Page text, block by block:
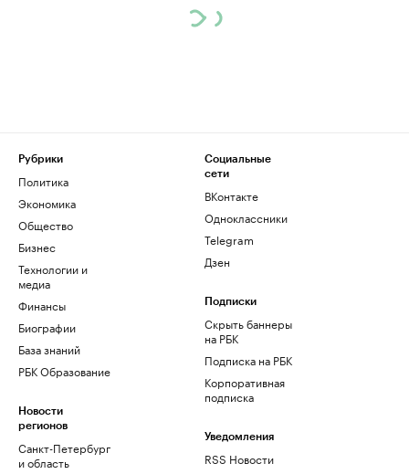
Рубрики
Политика
Экономика
Общество
Бизнес
Технологии и
медиа
Финансы
Биографии
База знаний
РБК Образование
Новости
регионов
Санкт-Петербург
и область
Социальные
сети
ВКонтакте
Одноклассники
Telegram
Дзен
Подписки
Скрыть баннеры
на РБК
Подписка на РБК
Корпоративная
подписка
Уведомления
RSS Новости